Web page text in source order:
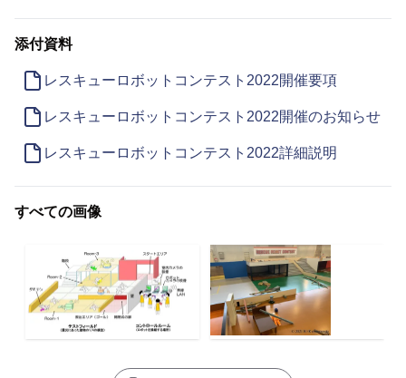
添付資料
レスキューロボットコンテスト2022開催要項
レスキューロボットコンテスト2022開催のお知らせ
レスキューロボットコンテスト2022詳細説明
すべての画像